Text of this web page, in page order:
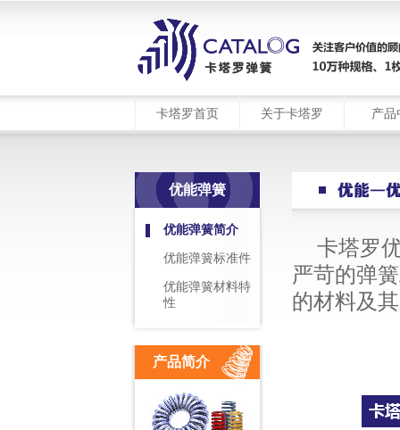
卡塔罗首页 关于卡塔罗 产品
优能弹簧
优能弹簧简介
优能弹簧标准件
优能弹簧材料特
性
产品简介
卡塔罗
严苛的弹
的材料及